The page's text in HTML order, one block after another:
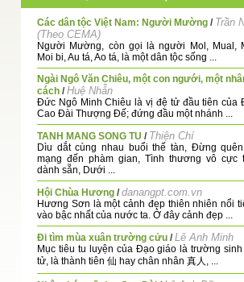
Các dân tộc Việt Nam: Người Mường / Trần
(Theo CEMA)
Người Mường, còn gọi là người Mol, Mual,
Moi bi, Au tá, Ao tá, là một dân tộc sống ...
Ngài Ngô Văn Chiêu, một con ngưới, một
cách /Huệ Nhẫn
Đức Ngô Minh Chiêu là vị đệ tử đầu tiên của
Cao Đài Thượng Đế; đứng đầu một nhánh ...
TANH MANG SONG TU / Thiện Chí
Dìu dắt cùng nhau buổi thế tàn, Đừng
mạng đến phàm gian, Tình thương vô cực
dành sẵn, Dưới ...
Hội Chùa Hương /danangpt.com.vn
Hương Sơn là một cảnh đẹp thiên nhiên nổi
vào bậc nhất của nước ta. Ở đây cảnh đẹp ...
Đi tìm mùa xuân trường cửu /Lê Anh Minh
Mục tiêu tu luyện của Đạo giáo là trường
tử, là thành tiên 仙 hay chân nhân 真人, ...